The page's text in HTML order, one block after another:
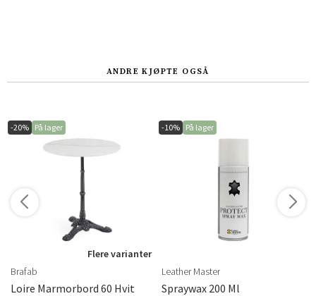
ANDRE KJØPTE OGSÅ
-20% På lager
Flere varianter
Brafab
Loire Marmorbord 60 Hvit
-10% På lager
Leather Master
Spraywax 200 Ml